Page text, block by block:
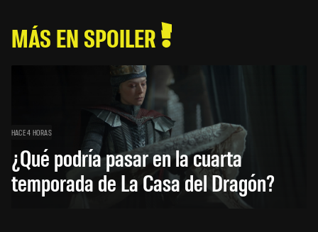
MÁS EN SPOILER
HACE 4 HORAS
¿Qué podría pasar en la cuarta
temporada de La Casa del Dragón?